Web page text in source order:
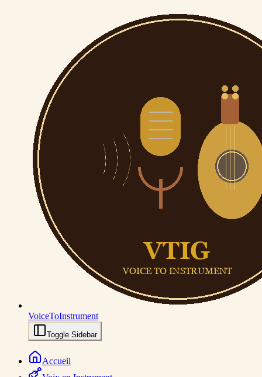
VoiceToInstrument
Toggle Sidebar
Accueil